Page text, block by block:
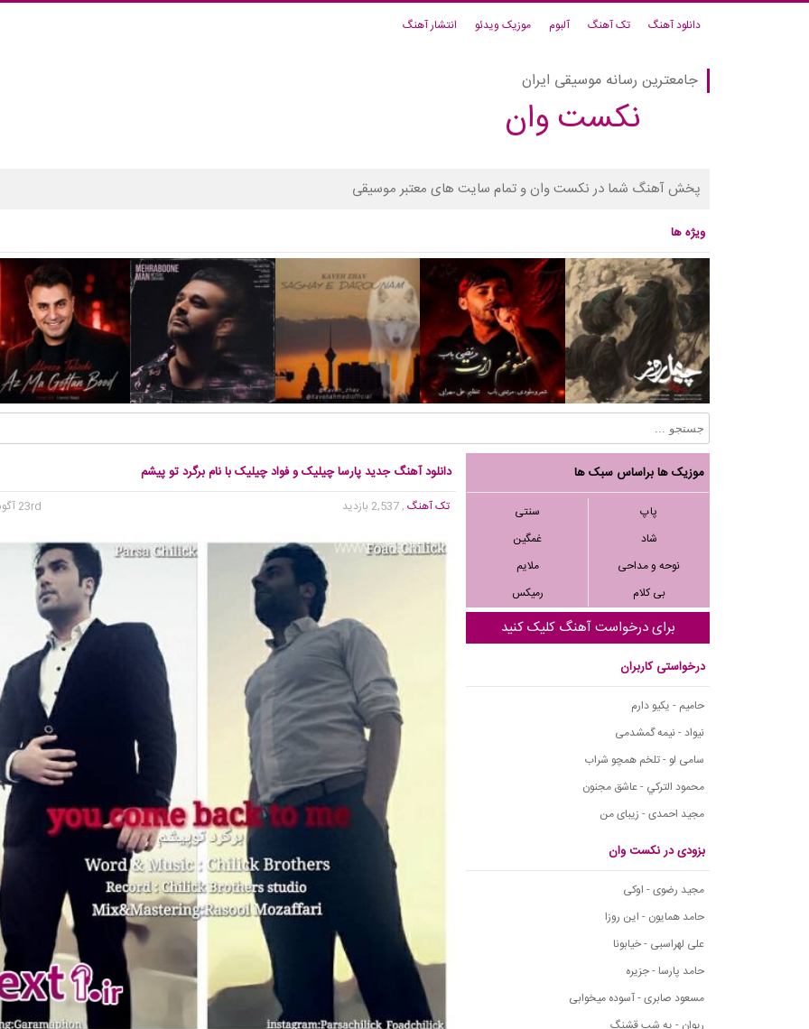
دانلود آهنگ تک آهنگ آلبوم موزیک ویدئو انتشار آهنگ
جامعترین رسانه موسیقی ایران
نکست وان
پخش آهنگ شما در نکست وان و تمام سایت های معتبر موسیقی
ویژه ها
موزیک ها براساس سبک ها
پاپ
سنتی
شاد
غمگین
نوحه و مداحی
ملایم
بی کلام
رمیکس
برای درخواست آهنگ کلیک کنید
درخواستی کاربران
حامیم - یکیو دارم
نیواد - نیمه گمشدمی
سامی لو - تلخم همچو شراب
محمود التركي - عاشق مجنون
مجید احمدی - زیبای من
بزودی در نکست وان
مجید رضوی - اوکی
حامد همایون - این روزا
علی لهراسبی - خیابونا
حامد پارسا - جزیره
مسعود صابری - آسوده میخوابی
دانلود آهنگ جدید پارسا چیلیک و فواد چیلیک با نام برگرد تو پیشم
تک آهنگ, 2,537 بازدید 23rd آگوست 2015